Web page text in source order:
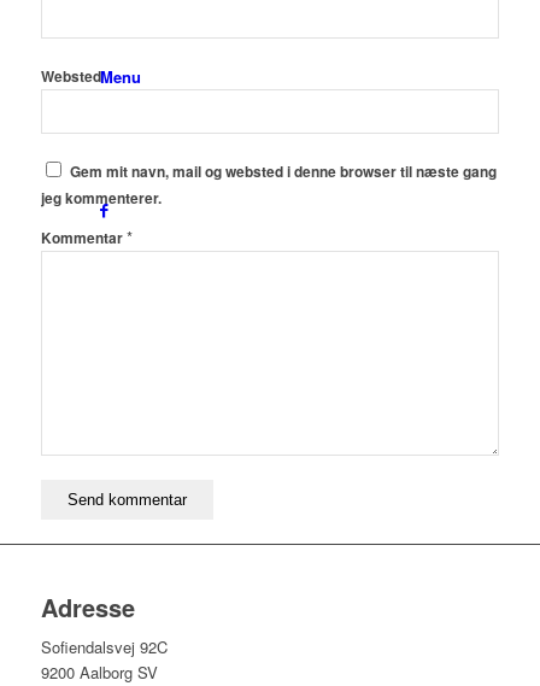
Menu
Websted
Gem mit navn, mail og websted i denne browser til næste gang
jeg kommenterer.
Kommentar*
Adresse
Sofiendalsvej 92C
9200 Aalborg SV